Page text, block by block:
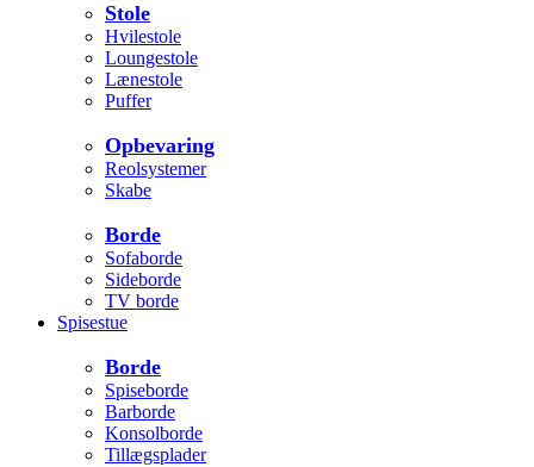
Stole
Hvilestole
Loungestole
Lænestole
Puffer
Opbevaring
Reolsystemer
Skabe
Borde
Sofaborde
Sideborde
TV borde
Spisestue
Borde
Spiseborde
Barborde
Konsolborde
Tillægsplader